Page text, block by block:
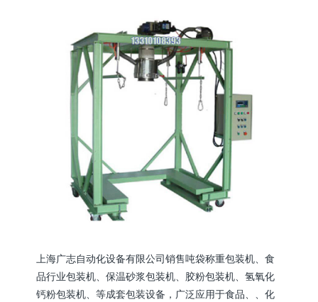
上海广志自动化设备有限公司销售吨袋称重包装机、食
品行业包装机、保温砂浆包装机、胶粉包装机、氢氧化
钙粉包装机、等成套包装设备，广泛应用于食品、、化